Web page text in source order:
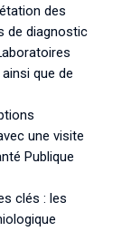
des
de diagnostic
que de
une visite
Publique
clés : les